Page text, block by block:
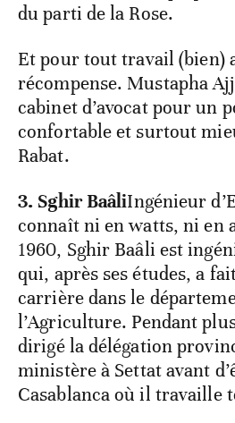
du parti de la Rose.
Et pour tout travail (bien)
récompense. Mustapha
cabinet d’avocat pour un
confortable et surtout
Rabat.
3. Sghir BaâliIngénieur
connaît ni en watts, ni en
1960, Sghir Baâli est
qui, après ses études, a
carrière dans le
l’Agriculture. Pendant
dirigé la délégation
ministère à Settat avant
Casablanca où il travaille